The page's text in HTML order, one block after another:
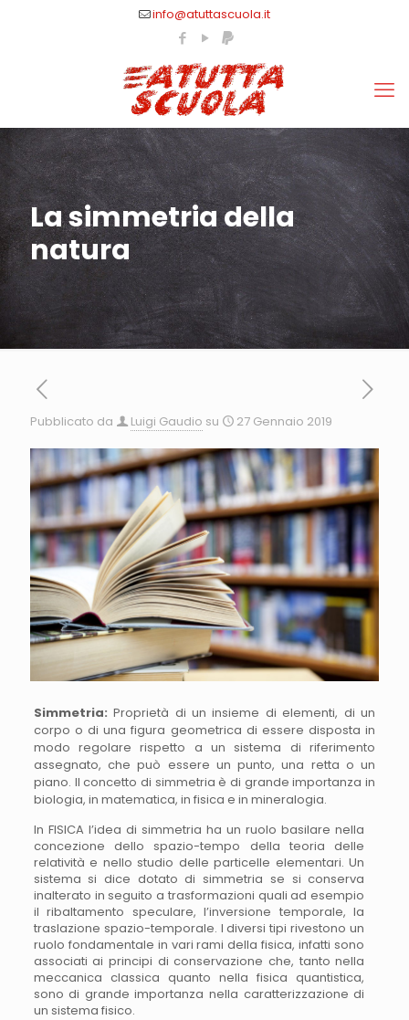
info@atuttascuola.it
La simmetria della
natura
Pubblicato da Luigi Gaudio su 27 Gennaio 2019
Simmetria: Proprietà di un insieme di elementi, di un
corpo o di una figura geometrica di essere disposta in
modo regolare rispetto a un sistema di riferimento
assegnato, che può essere un punto, una retta o un
piano. Il concetto di simmetria è di grande importanza in
biologia, in matematica, in fisica e in mineralogia.
In FISICA l’idea di simmetria ha un ruolo basilare nella
concezione dello spazio-tempo della teoria delle
relatività e nello studio delle particelle elementari. Un
sistema si dice dotato di simmetria se si conserva
inalterato in seguito a trasformazioni quali ad esempio
il ribaltamento speculare, l’inversione temporale, la
traslazione spazio-temporale. I diversi tipi rivestono un
ruolo fondamentale in vari rami della fisica, infatti sono
associati ai principi di conservazione che, tanto nella
meccanica classica quanto nella fisica quantistica,
sono di grande importanza nella caratterizzazione di
un sistema fisico.